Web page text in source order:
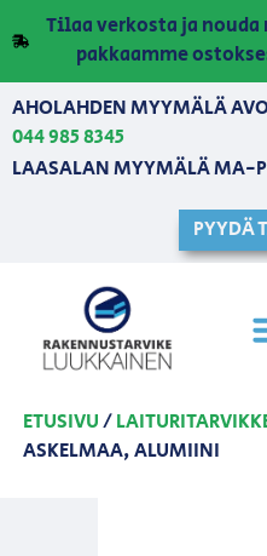
Tilaa verkosta ja
pakkaamme
AHOLAHDEN MYYMÄLÄ
044 985 8345
LAASALAN MYYMÄLÄ MA-
PYYDÄ
ETUSIVU/
ASKELMAA, ALUMIINI